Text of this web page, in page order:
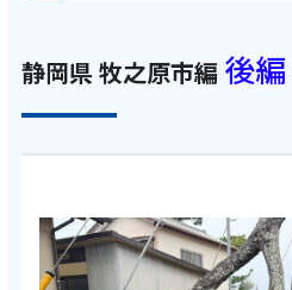
静岡県 牧之原市編 後編